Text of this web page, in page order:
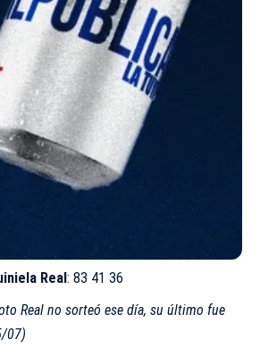
Real : 83 41 36
Real no sorteó ese día, su último fue
07)